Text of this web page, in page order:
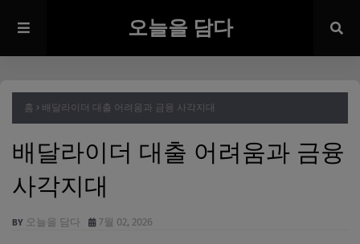
오늘을 담다
홈 배달라이더 대출 어려움과 금융 사각지대
배달라이더 대출 어려움과 금융
사각지대
오늘을 담다 7월 02, 2026